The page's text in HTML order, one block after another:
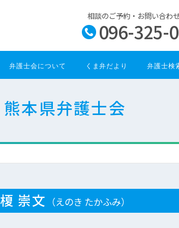
相談のご予約・お問い合わ
096-325-
弁護士会について くま弁だより 弁護士検
熊本県弁護士会
榎 崇文 （えのき たかふみ）